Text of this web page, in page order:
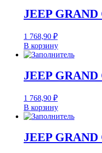
JEEP
1 768,90 ₽
В корзину
JEEP
1 768,90 ₽
В корзину
JEEP